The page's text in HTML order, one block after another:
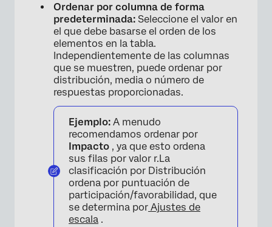
×
Ordenar por columna de forma
predeterminada: Seleccione el valor en
el que debe basarse el orden de los
elementos en la tabla.
Independientemente de las columnas
que se muestren, puede ordenar por
distribución, media o número de
respuestas proporcionadas.
Ejemplo: A menudo
recomendamos ordenar por
Impacto , ya que esto ordena
sus filas por valor r.La
clasificación por Distribución
ordena por puntuación de
participación/favorabilidad, que
se determina por Ajustes de
escala .